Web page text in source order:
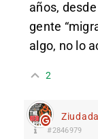
años,
gente
algo, no lo
2
#2846979